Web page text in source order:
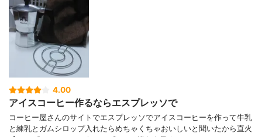
4.00
アイスコーヒー作るならエスプレッソで
コーヒー屋さんのサイトでエスプレッソでアイスコーヒーを作って牛乳
と練乳とガムシロップ入れたらめちゃくちゃおいしいと聞いたから直火